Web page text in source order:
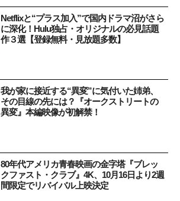
Netflixと“プラス加入”で国内ドラマ沼がさら
に深化！Hulu独占・オリジナルの必見話題
作３選【登録無料・見放題多数】
我が家に接近する“異変”に気付いた姉弟、
その目線の先には？『オークストリートの
異変』本編映像が初解禁！
80年代アメリカ青春映画の金字塔『ブレッ
クファスト・クラブ』4K、10月16日より2週
間限定でリバイバル上映決定